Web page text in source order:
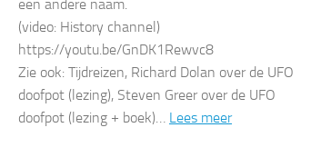
een andere naam.
(video: History channel)
https://youtu.be/GnDK1Rewvc8
Zie ook: Tijdreizen, Richard Dolan over de UFO
doofpot (lezing), Steven Greer over de UFO
doofpot (lezing + boek)… Lees meer